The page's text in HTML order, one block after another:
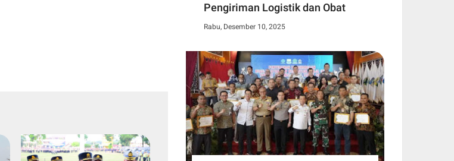
Pengiriman Logistik dan Obat
Rabu, Desember 10, 2025